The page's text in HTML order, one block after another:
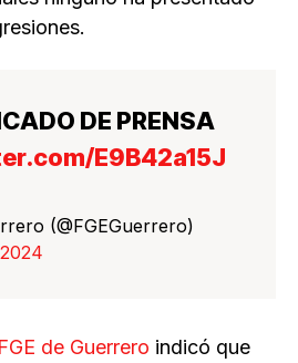
DE PRENSA
E9B42a15J
(@FGEGuerrero)
FGE de Guerrero indicó que